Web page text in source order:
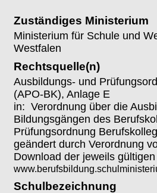
Zuständiges Ministerium
Ministerium für Schule und
Westfalen
Rechtsquelle(n)
Ausbildungs- und
(APO-BK), Anlage E
in: Verordnung über die
Bildungsgängen des
Prüfungsordnung
geändert durch Verordnung
Download der jeweils
Schulbezeichnung